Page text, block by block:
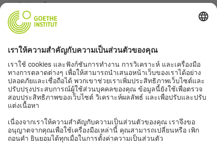
เว็บไซต์เพิ่มเติม
ฝึกภาษาเยอรมันฟรี
หลักสูตรภาษาเยอรมันของ Goethe-Institut
พอร์ทัลสำหรับครู “Deutschstunde”
ความเป็นส่วนตัวและการเข้าถึง
การตั้งค่าความเป็นส่วนตัว